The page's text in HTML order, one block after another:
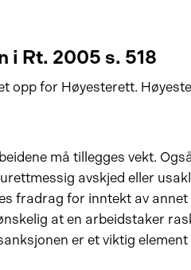
i Rt. 2005 s. 518
opp for Høyesterett.
må tillegges vekt.
avskjed eller
fradrag for inntekt av annet
at en arbeidstaker
er et viktig element